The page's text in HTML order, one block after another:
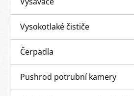
Vysokotlaké čističe
Čerpadla
Pushrod potrubní kamery